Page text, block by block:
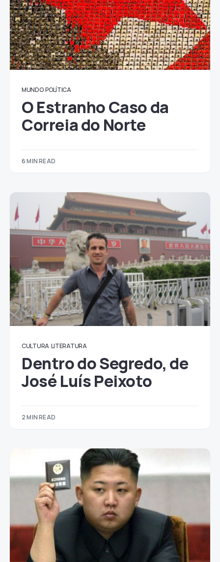
MUNDO POLÍTICA
O Estranho Caso da
Correia do Norte
6 MIN READ
CULTURA LITERATURA
Dentro do Segredo, de
José Luís Peixoto
2 MIN READ